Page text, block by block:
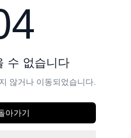
수 없습니다
않거나 이동되었습니다.
아가기